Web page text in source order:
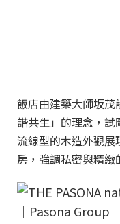
飯店由建築大師坂
諧共生」的理念，試
流線型的木造外觀
房，強調私密與精緻